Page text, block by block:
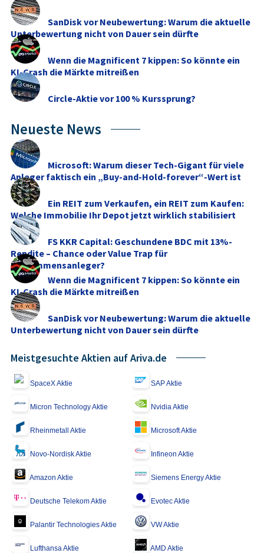
SanDisk vor Neubewertung: Warum die aktuelle
Unterbewertung nicht von Dauer sein dürfte
Wenn die Magnificent 7 kippen: So könnte ein
KI-Crash die Märkte mitreißen
Circle-Aktie vor 100 % Kurssprung?
Neueste News
Microsoft: Warum dieser Tech-Gigant für viele
Anleger faktisch ein „Buy-and-Hold-forever“-Wert ist
Ein REIT zum Verkaufen, ein REIT zum Kaufen:
Welche Immobilie Ihr Depot jetzt wirklich stabilisiert
FS KKR Capital: Geschundene BDC mit 13%-
Rendite – Chance oder Value Trap für
Einkommensanleger?
Wenn die Magnificent 7 kippen: So könnte ein
KI-Crash die Märkte mitreißen
SanDisk vor Neubewertung: Warum die aktuelle
Unterbewertung nicht von Dauer sein dürfte
Meistgesuchte Aktien auf Ariva.de
SpaceX Aktie SAP Aktie
Micron Technology Aktie Nvidia Aktie
Rheinmetall Aktie Microsoft Aktie
Novo-Nordisk Aktie Infineon Aktie
Amazon Aktie Siemens Energy Aktie
Deutsche Telekom Aktie Evotec Aktie
Palantir Technologies Aktie VW Aktie
Lufthansa Aktie AMD Aktie